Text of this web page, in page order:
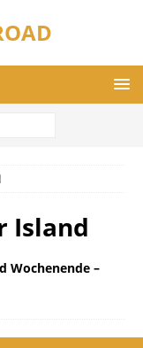
Island
Wochenende –